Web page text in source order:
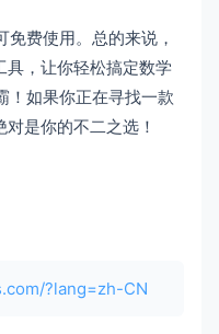
费使用。总的来说，
，让你轻松搞定数学
！如果你正在寻找一款
是你的不二之选！
?lang=zh-CN